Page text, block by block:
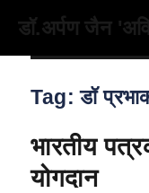
डॉ.अर्पण जैन
Tag:डॉ
भारतीय
योगदान